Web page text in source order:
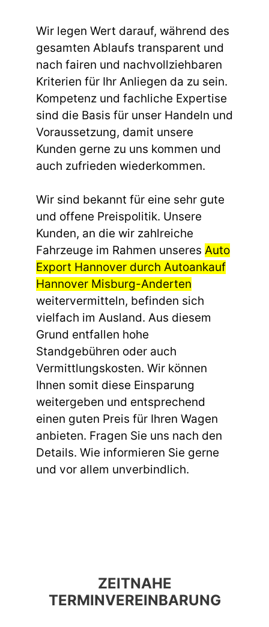
Wir legen Wert darauf, während des
gesamten Ablaufs transparent und
nach fairen und nachvollziehbaren
Kriterien für Ihr Anliegen da zu sein.
Kompetenz und fachliche Expertise
sind die Basis für unser Handeln und
Voraussetzung, damit unsere
Kunden gerne zu uns kommen und
auch zufrieden wiederkommen.
Wir sind bekannt für eine sehr gute
und offene Preispolitik. Unsere
Kunden, an die wir zahlreiche
Fahrzeuge im Rahmen unseres Auto
Export Hannover durch Autoankauf
Hannover Misburg-Anderten
weitervermitteln, befinden sich
vielfach im Ausland. Aus diesem
Grund entfallen hohe
Standgebühren oder auch
Vermittlungskosten. Wir können
Ihnen somit diese Einsparung
weitergeben und entsprechend
einen guten Preis für Ihren Wagen
anbieten. Fragen Sie uns nach den
Details. Wie informieren Sie gerne
und vor allem unverbindlich.
ZEITNAHE
TERMINVEREINBARUNG